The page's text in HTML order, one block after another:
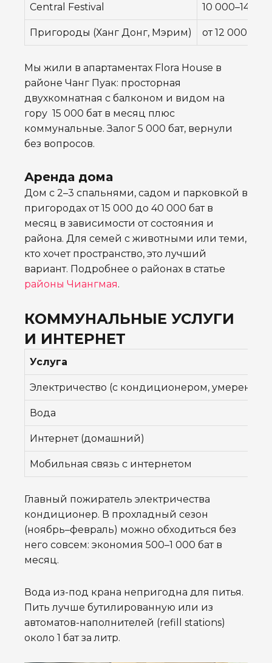
Central Festival 10 000–14
Пригороды (Ханг Донг, Мэрим) от 12 000 ฿
Мы жили в апартаментах Flora House в
районе Чанг Пуак: просторная
двухкомнатная с балконом и видом на
гору 15 000 бат в месяц плюс
коммунальные. Залог 5 000 бат, вернули
без вопросов.
Аренда дома
Дом с 2–3 спальнями, садом и парковкой в
пригородах от 15 000 до 40 000 бат в
месяц в зависимости от состояния и
района. Для семей с животными или теми,
кто хочет пространство, это лучший
вариант. Подробнее о районах в статье
районы Чиангмая.
КОММУНАЛЬНЫЕ УСЛУГИ
И ИНТЕРНЕТ
Услуга
Электричество (с кондиционером, умеренно)
Вода
Интернет (домашний)
Мобильная связь с интернетом
Главный пожиратель электричества
кондиционер. В прохладный сезон
(ноябрь–февраль) можно обходиться без
него совсем: экономия 500–1 000 бат в
месяц.
Вода из-под крана непригодна для питья.
Пить лучше бутилированную или из
автоматов-наполнителей (refill stations)
около 1 бат за литр.